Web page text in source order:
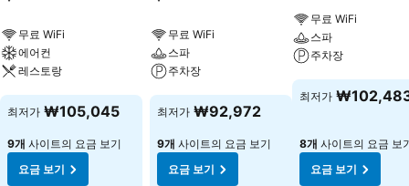
무료 WiFi
에어컨
레스토랑
요금 보기
최저가 ₩105,045
9개 사이트의 요금 보기
요금 보기
무료 WiFi
스파
주차장
요금 보기
최저가 ₩92,972
9개 사이트의 요금 보기
요금 보기
무료 WiFi
스파
주차장
요금 보기
최저가
8개 사이트의 요금 보
요금 보기